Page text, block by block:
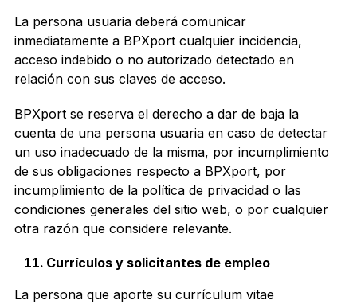
La persona usuaria deberá comunicar
inmediatamente a BPXport cualquier incidencia,
acceso indebido o no autorizado detectado en
relación con sus claves de acceso.
BPXport se reserva el derecho a dar de baja la
cuenta de una persona usuaria en caso de detectar
un uso inadecuado de la misma, por incumplimiento
de sus obligaciones respecto a BPXport, por
incumplimiento de la política de privacidad o las
condiciones generales del sitio web, o por cualquier
otra razón que considere relevante.
Currículos y solicitantes de empleo
La persona que aporte su currículum vitae